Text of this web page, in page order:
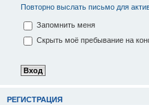
Повторно выслать письмо для
Запомнить меня
Скрыть моё пребывание на
РЕГИСТРАЦИЯ